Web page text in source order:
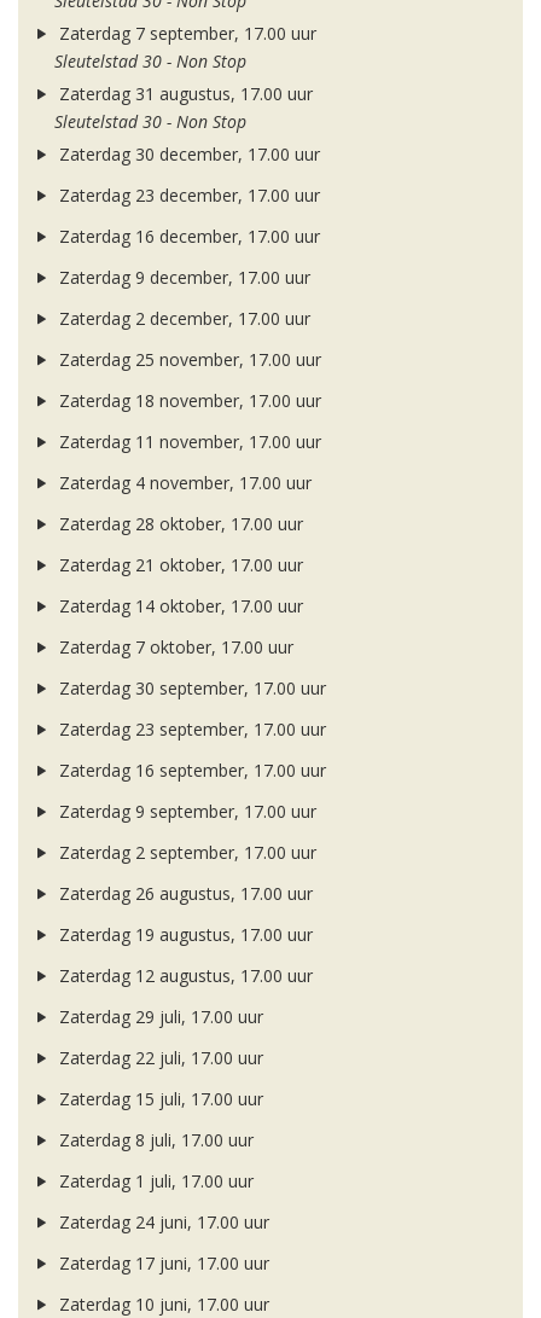
Zaterdag 7 september, 17.00 uur
Sleutelstad 30 - Non Stop
Zaterdag 31 augustus, 17.00 uur
Sleutelstad 30 - Non Stop
Zaterdag 30 december, 17.00 uur
Zaterdag 23 december, 17.00 uur
Zaterdag 16 december, 17.00 uur
Zaterdag 9 december, 17.00 uur
Zaterdag 2 december, 17.00 uur
Zaterdag 25 november, 17.00 uur
Zaterdag 18 november, 17.00 uur
Zaterdag 11 november, 17.00 uur
Zaterdag 4 november, 17.00 uur
Zaterdag 28 oktober, 17.00 uur
Zaterdag 21 oktober, 17.00 uur
Zaterdag 14 oktober, 17.00 uur
Zaterdag 7 oktober, 17.00 uur
Zaterdag 30 september, 17.00 uur
Zaterdag 23 september, 17.00 uur
Zaterdag 16 september, 17.00 uur
Zaterdag 9 september, 17.00 uur
Zaterdag 2 september, 17.00 uur
Zaterdag 26 augustus, 17.00 uur
Zaterdag 19 augustus, 17.00 uur
Zaterdag 12 augustus, 17.00 uur
Zaterdag 29 juli, 17.00 uur
Zaterdag 22 juli, 17.00 uur
Zaterdag 15 juli, 17.00 uur
Zaterdag 8 juli, 17.00 uur
Zaterdag 1 juli, 17.00 uur
Zaterdag 24 juni, 17.00 uur
Zaterdag 17 juni, 17.00 uur
Zaterdag 10 juni, 17.00 uur